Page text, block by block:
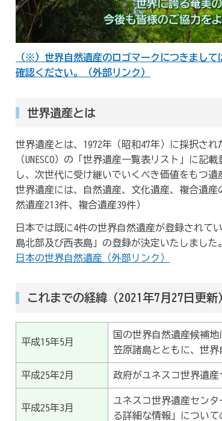
（※）世界自然遺産のロゴマークにつきまし
確認ください。（外部リンク）
世界遺産とは
世界遺産とは、1972年（昭和47年）に採択さ
（UNESCO）の「世界遺産一覧表リスト」に
し、次世代に受け継いでいくべき価値をもつ遺
世界遺産には、自然遺産、文化遺産、複合遺産
然遺産213件、複合遺産39件）
日本では既に4件の世界自然遺産が登録されて
島北部及び西表島」の登録が決定いたしました。
日本の世界自然遺産（外部リンク）
これまでの経緯（2021年7月27日更新
平成15年5月
国の世界自然遺産候補
笠原諸島とともに、世界
平成25年2月 政府がユネスコ世界遺
平成25年3月
ユネスコ世界遺産セン
る詳細な情報」について